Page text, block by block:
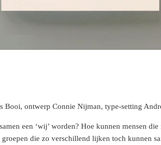
Booi, ontwerp Connie Nijman, type-setting
een ‘wij’ worden? Hoe kunnen mensen
die zo verschillend lijken toch kunnen